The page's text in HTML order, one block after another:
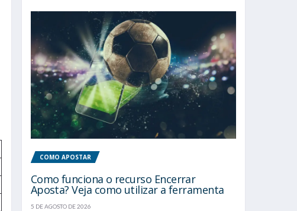
COMO APOSTAR
Como funciona o recurso Encerrar
Aposta? Veja como utilizar a ferramenta
5 DE AGOSTO DE 2026